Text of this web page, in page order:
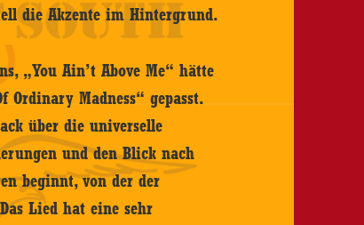
die Akzente im Hintergrund.
„You Ain’t Above Me“ hätte
Ordinary Madness“ gepasst.
über die universelle
und den Blick nach
beginnt, von der der
Lied hat eine sehr